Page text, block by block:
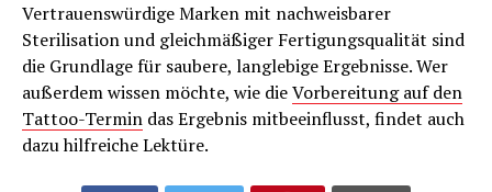
Vertrauenswürdige Marken mit nachweisbarer
Sterilisation und gleichmäßiger Fertigungsqualität sind
die Grundlage für saubere, langlebige Ergebnisse. Wer
außerdem wissen möchte, wie dieVorbereitung auf den
Tattoo-Termin das Ergebnis mitbeeinflusst, findet auch
dazu hilfreiche Lektüre.